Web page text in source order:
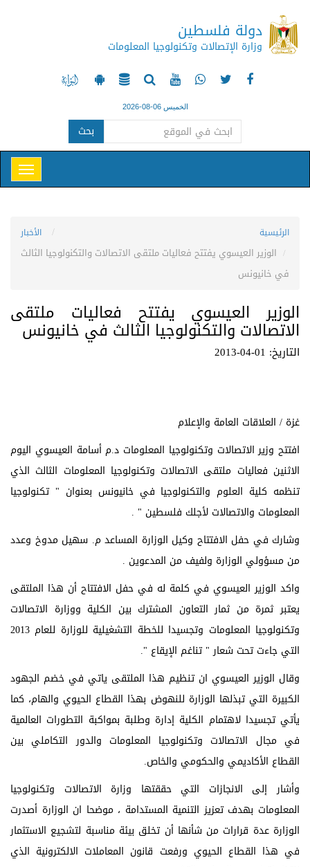
دولة فلسطين
وزارة الإتصالات وتكنولوجيا المعلومات
الخميس 06-08-2026
بحث
الرئيسية الأخبار
الوزير العيسوي يفتتح فعاليات ملتقى الاتصالات والتكنولوجيا الثالث
في خانيونس
الوزير العيسوي يفتتح فعاليات ملتقى
الاتصالات والتكنولوجيا الثالث في خانيونس
التاريخ: 01-04-2013
غزة / العلاقات العامة والإعلام
افتتح وزير الاتصالات وتكنولوجيا المعلومات د.م أسامة العيسوي اليوم
الاثنين فعاليات ملتقى الاتصالات وتكنولوجيا المعلومات الثالث الذي
تنظمه كلية العلوم والتكنولوجيا في خانيونس بعنوان " تكنولوجيا
المعلومات والاتصالات لأجلك فلسطين " .
وشارك في حفل الافتتاح وكيل الوزارة المساعد م. سهيل مدوخ وعدد
من مسؤولي الوزارة ولفيف من المدعوين .
واكد الوزير العيسوي في كلمة له في حفل الافتتاح أن هذا الملتقى
يعتبر ثمرة من ثمار التعاون المشترك بين الكلية ووزارة الاتصالات
وتكنولوجيا المعلومات وتجسيدا للخطة التشغيلية للوزارة للعام 2013
التي جاءت تحت شعار " تناغم الإيقاع ".
وقال الوزير العيسوي ان تنظيم هذا الملتقى ياتي في خضم الجهود
الكبيرة التي تبذلها الوزارة للنهوض بهذا القطاع الحيوي والهام، كما
يأتي تجسيدا لاهتمام الكلية إدارة وطلبة بمواكبة التطورات العالمية
في مجال الاتصالات وتكنولوجيا المعلومات والدور التكاملي بين
القطاع الأكاديمي والحكومي والخاص.
وأشار إلى الانجازات التي حققتها وزارة الاتصالات وتكنولوجيا
المعلومات بهدف تعزيز التنمية المستدامة ، موضحا ان الوزارة أصدرت
الوزارة عدة قرارات من شأنها أن تخلق بيئة مناسبة لتشجيع الاستثمار
في هذا القطاع الحيوي ورفعت قانون المعاملات الالكترونية الذي